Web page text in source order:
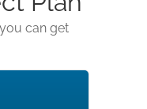
can get